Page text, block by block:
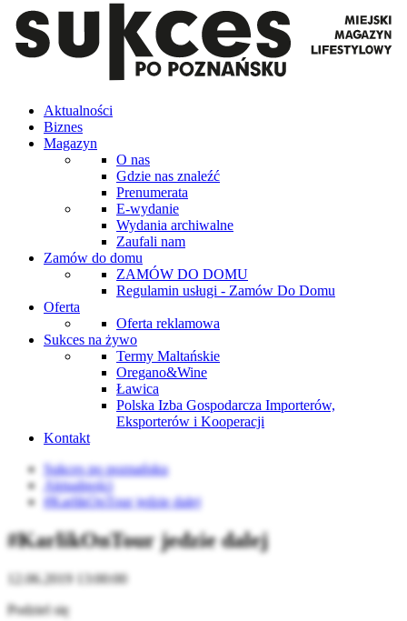
Aktualności
Biznes
Magazyn
O nas
Gdzie nas znaleźć
Prenumerata
E-wydanie
Wydania archiwalne
Zaufali nam
Zamów do domu
ZAMÓW DO DOMU
Regulamin usługi - Zamów Do Domu
Oferta
Oferta reklamowa
Sukces na żywo
Termy Maltańskie
Oregano&Wine
Ławica
Polska Izba Gospodarcza Importerów,
Eksporterów i Kooperacji
Kontakt
Sukces po poznańsku
Aktualności
#KarlikOnTour jedzie dalej
#KarlikOnTour jedzie dalej
12.06.2019 13:00:00
Podziel się